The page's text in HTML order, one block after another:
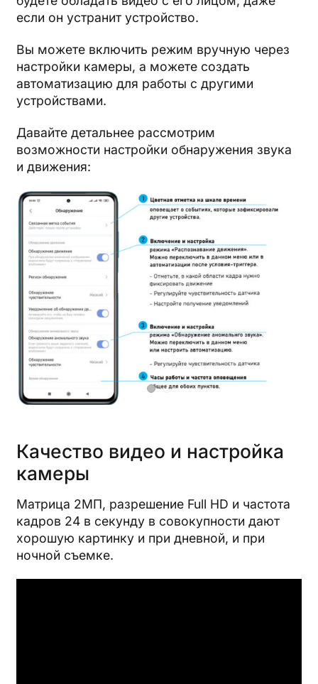
если он устранит устройство.
Вы можете включить режим вручную через
настройки камеры, а можете создать
автоматизацию для работы с другими
устройствами.
Давайте детальнее рассмотрим
возможности настройки обнаружения звука
и движения:
Качество видео и настройка
камеры
Матрица 2МП, разрешение Full HD и частота
кадров 24 в секунду в совокупности дают
хорошую картинку и при дневной, и при
ночной съемке.